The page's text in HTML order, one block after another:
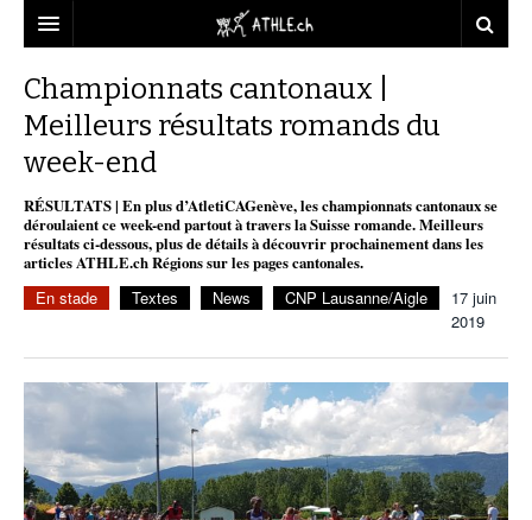
DOSSIERS
CHRONIQUES
TOUT
MICHEL HERREN
REPORTAGES
DOPAGE
STATISTIQUES
STATISTIQUES
MINIMA
PARTENAIRES
CNP
PARTENAIRES
CLUBS PARTENAIRES
FÉDÉRATION
TOUS SUPPORTERS D’ATHLE.CH !
PUBLICITÉ
VIDEOS
TOUS SUPPORTERS D’ATHLE.CH !
CHARTE ÉDITORIALE
NOUS CONTACTER
CNP LAUSANNE/AIGLE
ATHLE.CH RÉGIONS | GENÈVE
ATHLE.CH RÉGIONS | JURA
ATHLE.CH VINTAGE
TIMELINE
BIOGRAPHIES
Championnats cantonaux |
Meilleurs résultats romands du
week-end
RÉSULTATS | En plus d’AtletiCAGenève, les championnats cantonaux se
déroulaient ce week-end partout à travers la Suisse romande. Meilleurs
résultats ci-dessous, plus de détails à découvrir prochainement dans les
articles ATHLE.ch Régions sur les pages cantonales.
En stade Textes News CNP Lausanne/Aigle
17 juin
2019